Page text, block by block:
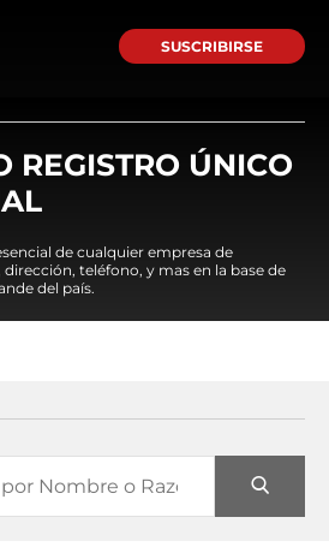
SUSCRIBIRSE
REGISTRO ÚNICO
de cualquier empresa de
teléfono, y mas en la base de
del país.